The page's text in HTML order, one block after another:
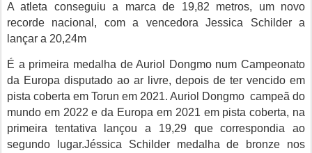
A atleta conseguiu a marca de 19,82 metros, um novo
recorde nacional, com a vencedora Jessica Schildera
lançar a 20,24m
É a primeira medalha de Auriol Dongmo num Campeonato
da Europa disputado ao ar livre, depois de ter vencido em
pista coberta em Torun em 2021. Auriol Dongmo campeã do
mundo em 2022 e da Europa em 2021 em pista coberta, na
primeira tentativa lançou a 19,29 que correspondia ao
segundo lugar.Jéssica Schilder medalha de bronze nos